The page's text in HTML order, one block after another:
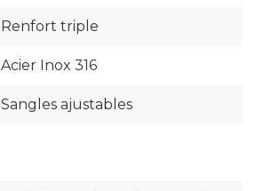
Renfort triple
Acier Inox 316
Sangles ajustables